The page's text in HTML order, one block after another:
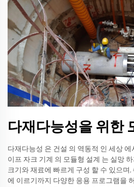
다재다능성을 위한
다재다능성 은 건설 의 역동적 인 세상 에
이프 자크 기계 의 모듈형 설계 는 실망
크기와 재료에 빠르게 구성 할 수 있으며
에 이르기까지 다양한 응용 프로그램을